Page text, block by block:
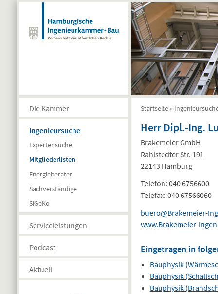
Direkt zum Inhalt
Die Kammer
Ingenieursuche
Expertensuche
Mitgliederlisten
Energieberater
Sachverständige
SiGeKo
Serviceleistungen
Podcast
Aktuell
Sie sind hier
Startseite »
Herr Dipl.-Ing.
Brakemeier GmbH
Rahlstedter Str. 191
22143 Hamburg
Telefon: 040 6756600
Telefax: 040 67566060
buero@Brakemeier-
www.Brakemeier-
Eingetragen in
Bauphysik
Bauphysik
Bauphysik